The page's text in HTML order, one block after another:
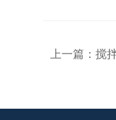
上一篇： 搅